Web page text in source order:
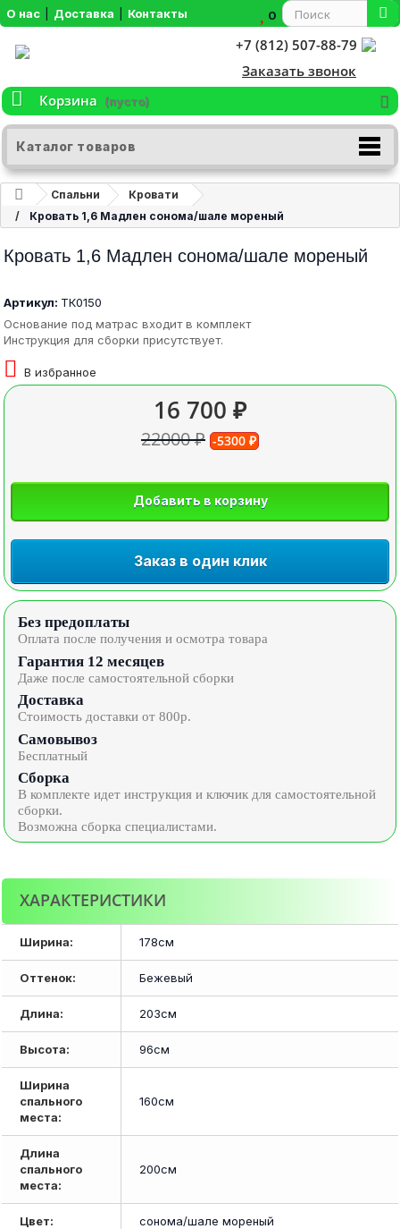
О нас Доставка Контакты 0
+7 (812) 507-88-79
Заказать звонок
Корзина
(пусто)
Каталог товаров
Спальни
Кровати
Кровать 1,6 Мадлен сонома/шале мореный
Кровать 1,6 Мадлен сонома/шале мореный
Артикул: ТК0150
Основание под матрас входит в комплект
Инструкция для сборки присутствует.
В избранное
16 700 ₽
22000 ₽ -5300 ₽
Добавить в корзину
Заказ в один клик
Без предоплаты
Оплата после получения и осмотра товара
Гарантия 12 месяцев
Даже после самостоятельной сборки
Доставка
Стоимость доставки от 800р.
Самовывоз
Бесплатный
Сборка
В комплекте идет инструкция и ключик для самостоятельной
сборки.
Возможна сборка специалистами.
ХАРАКТЕРИСТИКИ
Ширина: 178см
Оттенок: Бежевый
Длина: 203см
Высота: 96см
Ширина
спального
места:
160см
Длина
спального
места:
200см
Цвет: сонома/шале мореный